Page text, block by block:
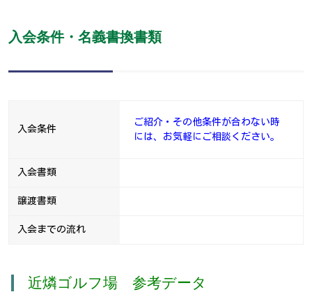
入会条件・名義書換書類
入会条件
ご紹介・その他条件が合わない時
には、お気軽にご相談ください。
入会書類
譲渡書類
入会までの流れ
近燐ゴルフ場 参考データ